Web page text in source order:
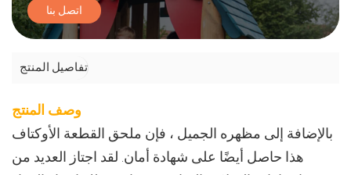
اتصل بنا
تفاصيل المنتج
وصف المنتج
بالإضافة إلى مظهره الجميل ، فإن ملحق القطعة الأوكتاف
هذا حاصل أيضًا على شهادة أمان. لقد اجتاز العديد من